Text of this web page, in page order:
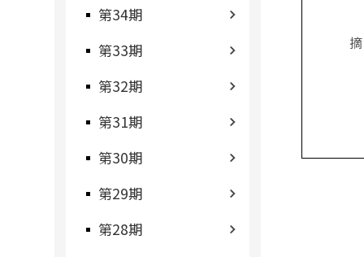
第34期
第33期
第32期
第31期
第30期
第29期
第28期